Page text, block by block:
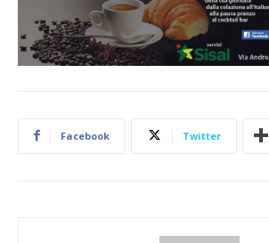
Facebook Twitter